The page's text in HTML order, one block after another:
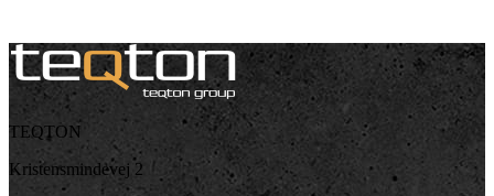
TEQTON
Kristensmindevej 2